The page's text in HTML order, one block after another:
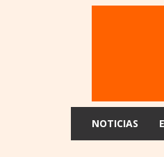
NOTICIAS